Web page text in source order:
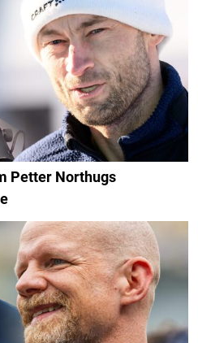
Petter Northugs